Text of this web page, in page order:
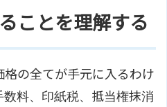
ことを理解する
の全てが手元に入るわけ
料、印紙税、抵当権抹消